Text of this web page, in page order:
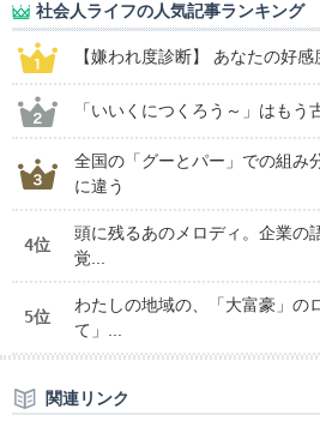
社会人ライフの人気記事ランキング
【嫌われ度診断】 あなたの好
「いいくにつくろう～」はも
全国の「グーとパー」での組み
に違う
4位
頭に残るあのメロディ。企業の
覚...
5位
わたしの地域の、「大富豪」の
て」...
関連リンク